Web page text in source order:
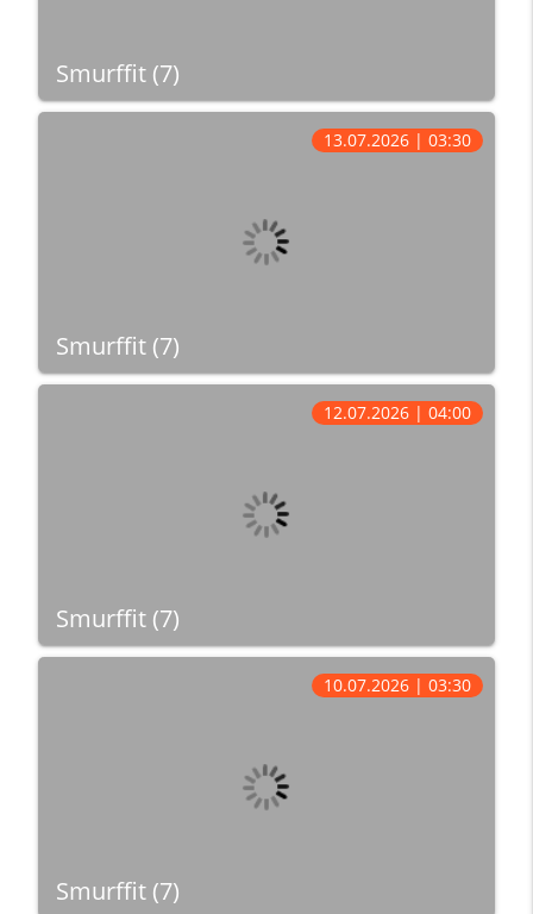
Smurffit (7)
Smurffit (7)
13.07.2026 | 03:30
Smurffit (7)
12.07.2026 | 04:00
Smurffit (7)
10.07.2026 | 03:30